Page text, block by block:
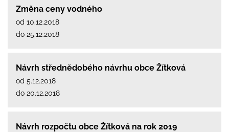
Změna ceny vodného
od 10.12.2018
do 25.12.2018
Návrh střednědobého návrhu obce Žítková
od 5.12.2018
do 20.12.2018
Návrh rozpočtu obce Žítková na rok 2019